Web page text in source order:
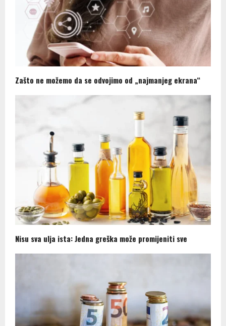
Zašto ne možemo da se odvojimo od „najmanjeg ekrana“
Nisu sva ulja ista: Jedna greška može promijeniti sve